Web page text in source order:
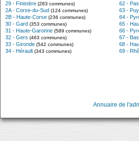
29 - Finistère (283 communes)
2A - Corse-du-Sud (124 communes)
2B - Haute-Corse (236 communes)
30 - Gard (353 communes)
31 - Haute-Garonne (589 communes)
32 - Gers (463 communes)
33 - Gironde (542 communes)
34 - Hérault (343 communes)
62 -
63 -
64 -
65 -
66 -
67 -
68 -
69 -
Annuaire de